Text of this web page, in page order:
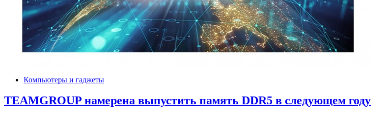
Компьютеры и гаджеты
TEAMGROUP намерена выпустить память DDR5 в следующем году